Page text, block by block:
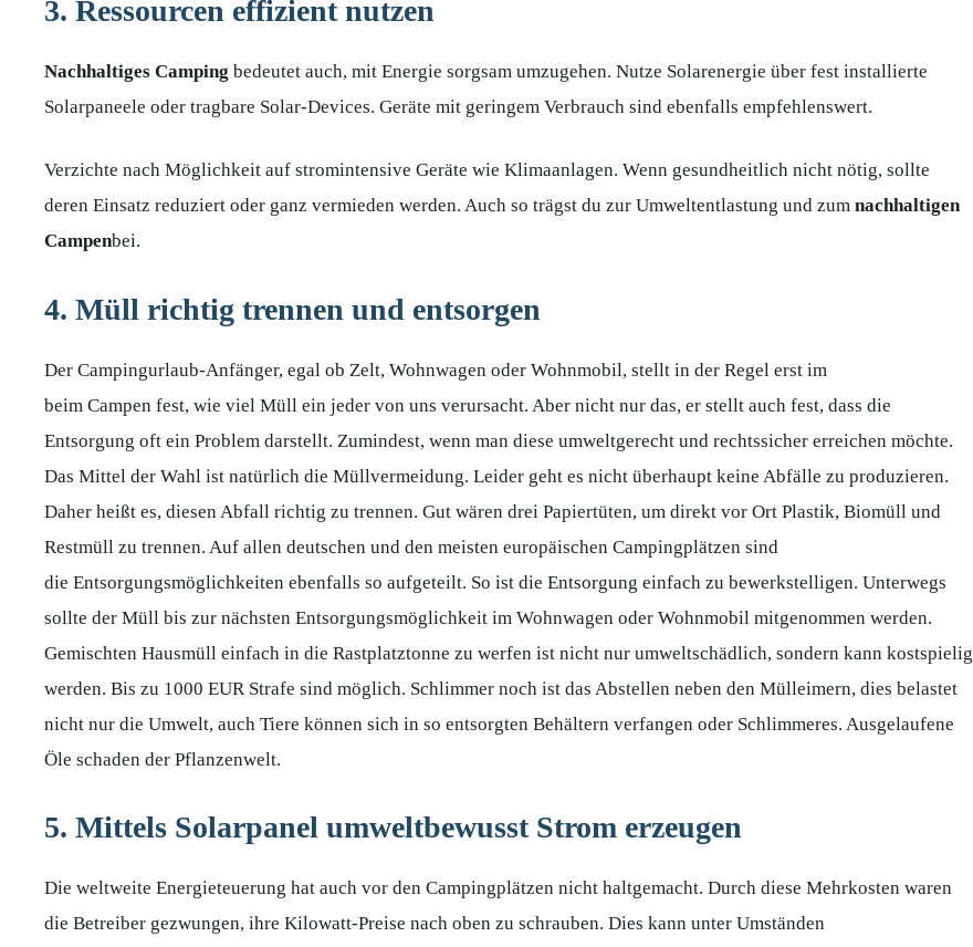
3. Ressourcen effizient nutzen
Nachhaltiges Camping bedeutet auch, mit Energie sorgsam umzugehen. Nutze Solarenergie über fest installierte
Solarpaneele oder tragbare Solar-Devices. Geräte mit geringem Verbrauch sind ebenfalls empfehlenswert.
Verzichte nach Möglichkeit auf stromintensive Geräte wie Klimaanlagen. Wenn gesundheitlich nicht nötig, sollte
deren Einsatz reduziert oder ganz vermieden werden. Auch so trägst du zur Umweltentlastung und zum nachhaltigen
Campenbei.
4. Müll richtig trennen und entsorgen
Der Campingurlaub-Anfänger, egal ob Zelt, Wohnwagen oder Wohnmobil, stellt in der Regel erst im
beim Campen fest, wie viel Müll ein jeder von uns verursacht. Aber nicht nur das, er stellt auch fest, dass die
Entsorgung oft ein Problem darstellt. Zumindest, wenn man diese umweltgerecht und rechtssicher erreichen möchte.
Das Mittel der Wahl ist natürlich die Müllvermeidung. Leider geht es nicht überhaupt keine Abfälle zu produzieren.
Daher heißt es, diesen Abfall richtig zu trennen. Gut wären drei Papiertüten, um direkt vor Ort Plastik, Biomüll und
Restmüll zu trennen. Auf allen deutschen und den meisten europäischen Campingplätzen sind
die Entsorgungsmöglichkeiten ebenfalls so aufgeteilt. So ist die Entsorgung einfach zu bewerkstelligen. Unterwegs
sollte der Müll bis zur nächsten Entsorgungsmöglichkeit im Wohnwagen oder Wohnmobil mitgenommen werden.
Gemischten Hausmüll einfach in die Rastplatztonne zu werfen ist nicht nur umweltschädlich, sondern kann kostspielig
werden. Bis zu 1000 EUR Strafe sind möglich. Schlimmer noch ist das Abstellen neben den Mülleimern, dies belastet
nicht nur die Umwelt, auch Tiere können sich in so entsorgten Behältern verfangen oder Schlimmeres. Ausgelaufene
Öle schaden der Pflanzenwelt.
5. Mittels Solarpanel umweltbewusst Strom erzeugen
Die weltweite Energieteuerung hat auch vor den Campingplätzen nicht haltgemacht. Durch diese Mehrkosten waren
die Betreiber gezwungen, ihre Kilowatt-Preise nach oben zu schrauben. Dies kann unter Umständen